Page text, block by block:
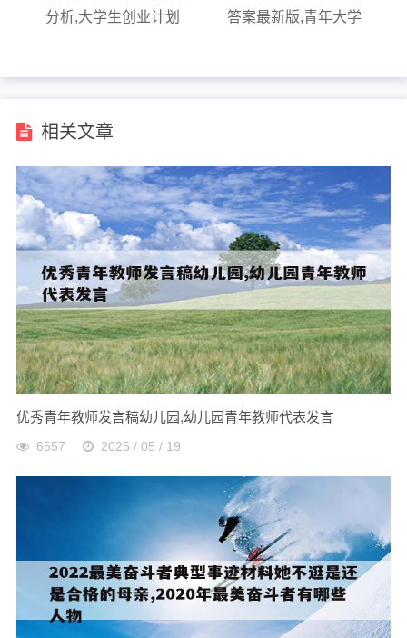
分析,大学生创业计划
答案最新版,青年大学
相关文章
优秀青年教师发言稿幼儿园,幼儿园青年教师代表发言
6557 2025 / 05 / 19